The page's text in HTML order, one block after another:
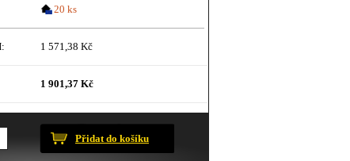
20 ks
1 571,38 Kč
1 901,37 Kč
Přidat do košíku